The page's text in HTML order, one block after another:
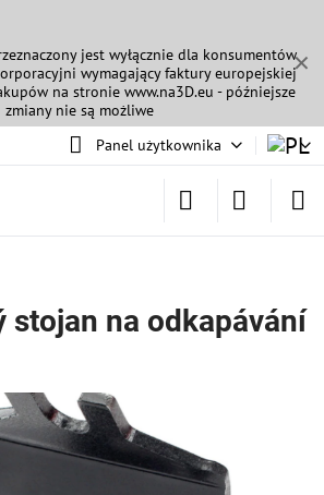
✕
jest wyłącznie dla konsumentów
wymagający faktury europejskiej
na stronie www.na3D.eu - późniejsze
zmiany nie są możliwe
Panel użytkownika
stojan na odkapávání